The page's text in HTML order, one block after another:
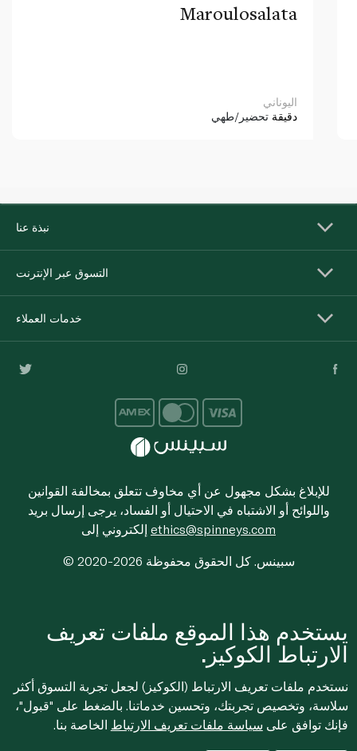
Maroulosalata
اليوناني
دقيقة تحضير/طهي
نبذة عنا
التسوق عبر الإنترنت
خدمات العملاء
للإبلاغ بشكل مجهول عن أي مخاوف تتعلق بمخالفة القوانين
واللوائح أو الاشتباه في الاحتيال أو الفساد، يرجى إرسال بريد
ethics@spinneys.com
© 2020-2026 سبينس. كل الحقوق محفوظة
يستخدم هذا الموقع ملفات تعريف
الارتباط الكوكيز.
نستخدم ملفات تعريف الارتباط (الكوكيز) لجعل تجربة التسوق أكثر
سلاسة، وتخصيص تجربتك، وتحسين خدماتنا. بالضغط على "قبول"،
فإنك توافق على سياسة ملفات تعريف الارتباط الخاصة بنا.